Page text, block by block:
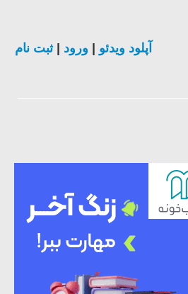
آپلود ویدئو ورود |ثبت نام